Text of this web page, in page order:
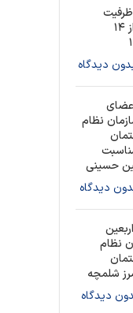
اشتغال اعضا از ۱۴
دیدگاه
نظام
حسینی
دیدگاه
نظام
شلمچه
دیدگاه